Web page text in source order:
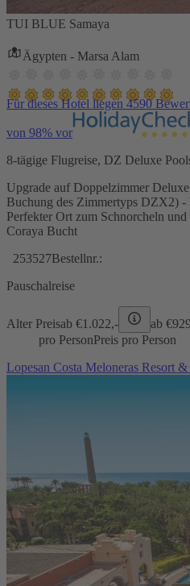
TUI BLUE Samaya
Ägypten - Marsa Alam
Für dieses Hotel liegen 4590
von 98% vor
8-tägige Flugreise, DZ Deluxe
Upgrade auf Doppelzimmer
Buchung des Zimmertyps DZX2)
Perfekter Ort zum Schnorcheln
Coraya Bucht
253527Bestellnr.:
Pauschalreise
Alter Preisab €1.022,- ab €
pro PersonPreis pro Person
Lopesan Costa Meloneras Resort &